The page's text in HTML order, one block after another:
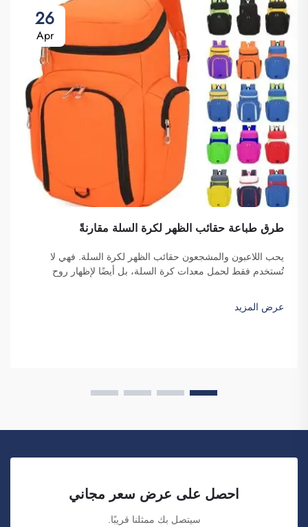
26
Apr
طرق طباعة حقائب الظهر لكرة السلة مقارنةً
يحب اللاعبون والمشجعون حقائب الظهر لكرة السلة. فهي لا
تُستخدم فقط لحمل معدات كرة السلة، بل أيضًا لإظهار روح
ندرك الحاجة إلى حقيبة ظهر جذّابة ومتينة. النقاط الرئيسية...
عرض المزيد
احصل على عرض سعر مجاني
سيتصل بك ممثلنا قريبًا.